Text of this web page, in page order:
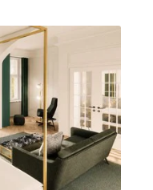
Hof. Ein
nicht sein.